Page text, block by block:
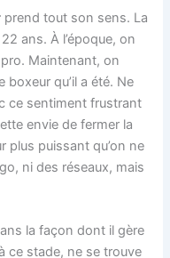
prend tout son sens. La
ans. À l’époque, on
pro. Maintenant, on
boxeur qu’il a été. Ne
ce sentiment frustrant
envie de fermer la
plus puissant qu’on ne
ni des réseaux, mais
la façon dont il gère
ce stade, ne se trouve